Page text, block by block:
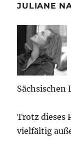
JULIANE
Sächsischen
Trotz dieses
vielfältig